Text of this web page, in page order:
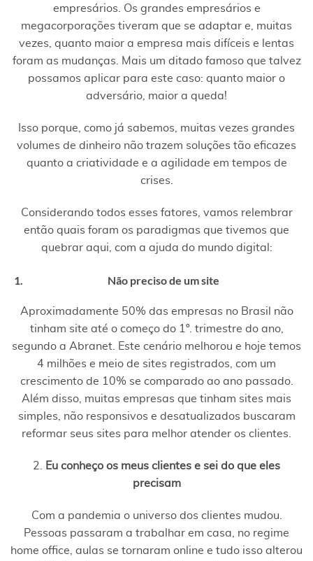
empresários. Os grandes empresários e
megacorporações tiveram que se adaptar e, muitas
vezes, quanto maior a empresa mais difíceis e lentas
foram as mudanças. Mais um ditado famoso que talvez
possamos aplicar para este caso: quanto maior o
adversário, maior a queda!
Isso porque, como já sabemos, muitas vezes grandes
volumes de dinheiro não trazem soluções tão eficazes
quanto a criatividade e a agilidade em tempos de
crises.
Considerando todos esses fatores, vamos relembrar
então quais foram os paradigmas que tivemos que
quebrar aqui, com a ajuda do mundo digital:
Não preciso de um site
Aproximadamente 50% das empresas no Brasil não
tinham site até o começo do 1º. trimestre do ano,
segundo a Abranet. Este cenário melhorou e hoje temos
4 milhões e meio de sites registrados, com um
crescimento de 10% se comparado ao ano passado.
Além disso, muitas empresas que tinham sites mais
simples, não responsivos e desatualizados buscaram
reformar seus sites para melhor atender os clientes.
2.
Eu conheço os meus clientes e sei do que eles
precisam
Com a pandemia o universo dos clientes mudou.
Pessoas passaram a trabalhar em casa, no regime
home office, aulas se tornaram online e tudo isso alterou